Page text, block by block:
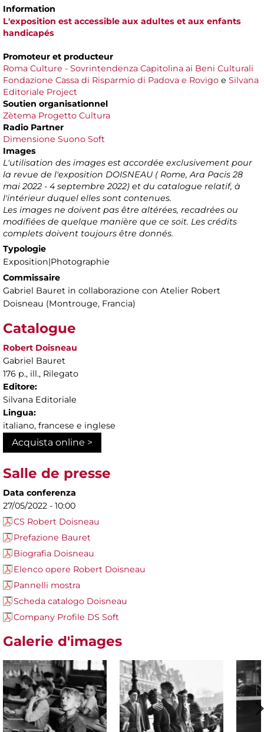
Information
L'exposition est accessible aux adultes et aux enfants
handicapés
Promoteur et producteur
Roma Culture - Sovrintendenza Capitolina ai Beni Culturali
Fondazione Cassa di Risparmio di Padova e Rovigo e Silvana
Editoriale Project
Soutien organisationnel
Zètema Progetto Cultura
Radio Partner
Dimensione Suono Soft
Images
L'utilisation des images est accordée exclusivement pour
la revue de l'exposition DOISNEAU ( Rome, Ara Pacis 28
mai 2022 - 4 septembre 2022) et du catalogue relatif, à
l'intérieur duquel elles sont contenues.
Les images ne doivent pas être altérées, recadrées ou
modifiées de quelque manière que ce soit. Les crédits
complets doivent toujours être donnés.
Typologie
Exposition|Photographie
Commissaire
Gabriel Bauret in collaborazione con Atelier Robert
Doisneau (Montrouge, Francia)
Catalogue
Robert Doisneau
Gabriel Bauret
176 p., ill., Rilegato
Editore:
Silvana Editoriale
Lingua:
italiano, francese e inglese
Acquista online >
Salle de presse
Data conferenza
27/05/2022 - 10:00
CS Robert Doisneau
Prefazione Bauret
Biografia Doisneau
Elenco opere Robert Doisneau
Pannelli mostra
Scheda catalogo Doisneau
Company Profile DS Soft
Galerie d'images